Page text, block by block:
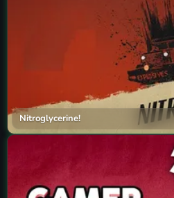
Nitroglycerine!